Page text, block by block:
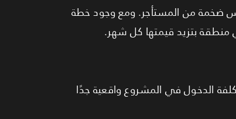
ضخمة من المستأجر. ومع وجود خطة
سنوات، مع خصم 10%. وده يخلي تكلفة الدخول في المشروع واقعية جدًا